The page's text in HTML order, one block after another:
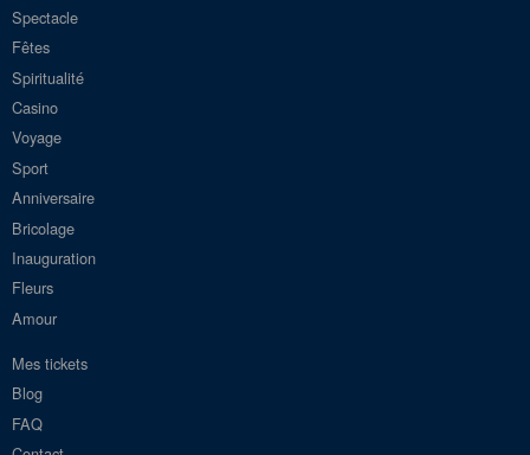
Spectacle
Fêtes
Spiritualité
Casino
Voyage
Sport
Anniversaire
Bricolage
Inauguration
Fleurs
Amour
Mes tickets
Blog
FAQ